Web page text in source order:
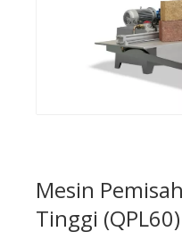
Mesin
Tinggi (QPL60)